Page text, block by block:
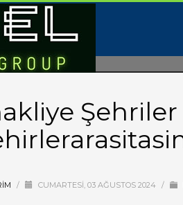
Şehriler
/ CUMARTESI, 03 AĞUSTOS 2024 /